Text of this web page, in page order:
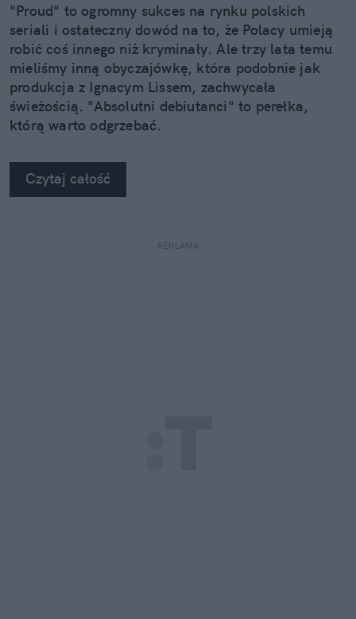
"Proud" to ogromny sukces na rynku polskich
seriali i ostateczny dowód na to, że Polacy umieją
robić coś innego niż kryminały. Ale trzy lata temu
mieliśmy inną obyczajówkę, która podobnie jak
produkcja z Ignacym Lissem, zachwycała
świeżością. "Absolutni debiutanci" to perełka,
którą warto odgrzebać.
Czytaj całość
REKLAMA